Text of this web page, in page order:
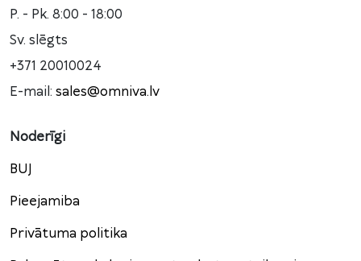
P. - Pk. 8:00 - 18:00
Sv. slēgts
+371 20010024
E-mail: sales@omniva.lv
Noderīgi
BUJ
Pieejamiba
Privātuma politika